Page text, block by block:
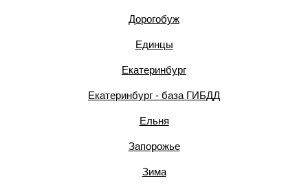
Дорогобуж
Единцы
Екатеринбург
Екатеринбург - база ГИБДД
Ельня
Запорожье
Зима